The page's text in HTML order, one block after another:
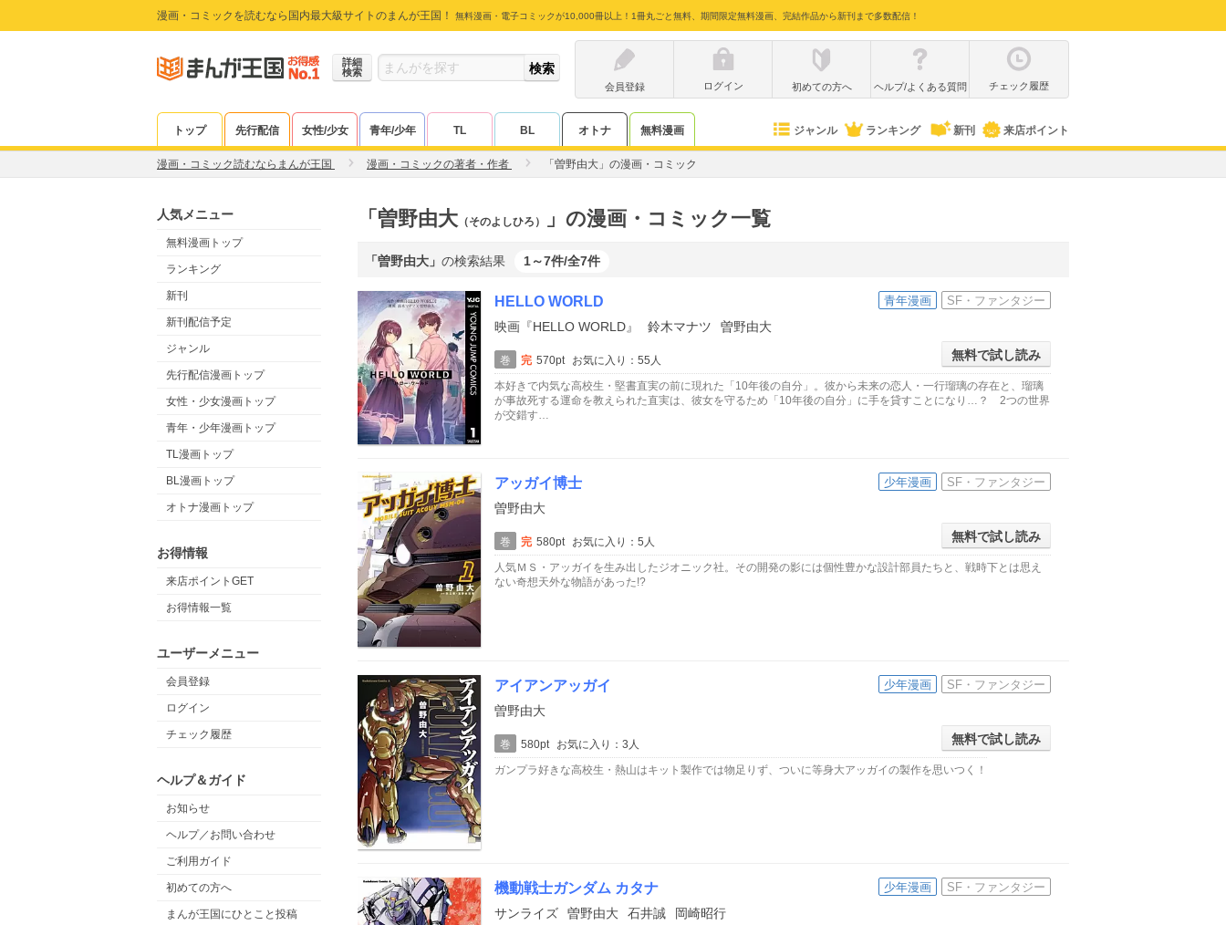
漫画・コミックを読むなら国内最大級サイトのまんが王国！ 無料漫画・電子コミックが10,000冊以上！1冊丸ごと無料、期間限定無料漫画、完結作品から新刊まで多数配信！
詳細
検索
会員登録
ログイン 初めての方へ ヘルプ/よくある質問 チェック履歴
トップ 先行配信 女性/少女 青年/少年 TL BL オトナ 無料漫画 ジャンル ランキング 新刊 来店ポイント
漫画・コミック読むならまんが王国 漫画・コミックの著者・作者 「曽野由大」の漫画・コミック
人気メニュー
無料漫画トップ
ランキング
新刊
新刊配信予定
ジャンル
先行配信漫画トップ
女性・少女漫画トップ
青年・少年漫画トップ
TL漫画トップ
BL漫画トップ
オトナ漫画トップ
お得情報
来店ポイントGET
お得情報一覧
ユーザーメニュー
会員登録
ログイン
チェック履歴
ヘルプ＆ガイド
お知らせ
ヘルプ／お問い合わせ
ご利用ガイド
初めての方へ
まんが王国にひとこと投稿
「曽野由大 （そのよしひろ） 」の漫画・コミック一覧
「曽野由大」 の検索結果 1～7件/全7件
青年漫画 SF・ファンタジー
HELLO WORLD
映画『HELLO WORLD』 鈴木マナツ
曽野由大
無料で試し読み
巻 完 570pt
お気に入り：55人
本好きで内気な高校生・堅書直実の前に現れた「10年後の自分」。彼から未来の恋人・一行瑠璃の存在と、瑠璃
が事故死する運命を教えられた直実は、彼女を守るため「10年後の自分」に手を貸すことになり…？ 2つの世界
が交錯す…
少年漫画 SF・ファンタジー
アッガイ博士
曽野由大
無料で試し読み
巻 完 580pt
お気に入り：5人
人気ＭＳ・アッガイを生み出したジオニック社。その開発の影には個性豊かな設計部員たちと、戦時下とは思え
ない奇想天外な物語があった!?
少年漫画 SF・ファンタジー
アイアンアッガイ
曽野由大
無料で試し読み
巻 580pt
お気に入り：3人
ガンプラ好きな高校生・熱山はキット製作では物足りず、ついに等身大アッガイの製作を思いつく！
少年漫画 SF・ファンタジー
機動戦士ガンダム カタナ
サンライズ 曽野由大 石井誠
岡崎昭行